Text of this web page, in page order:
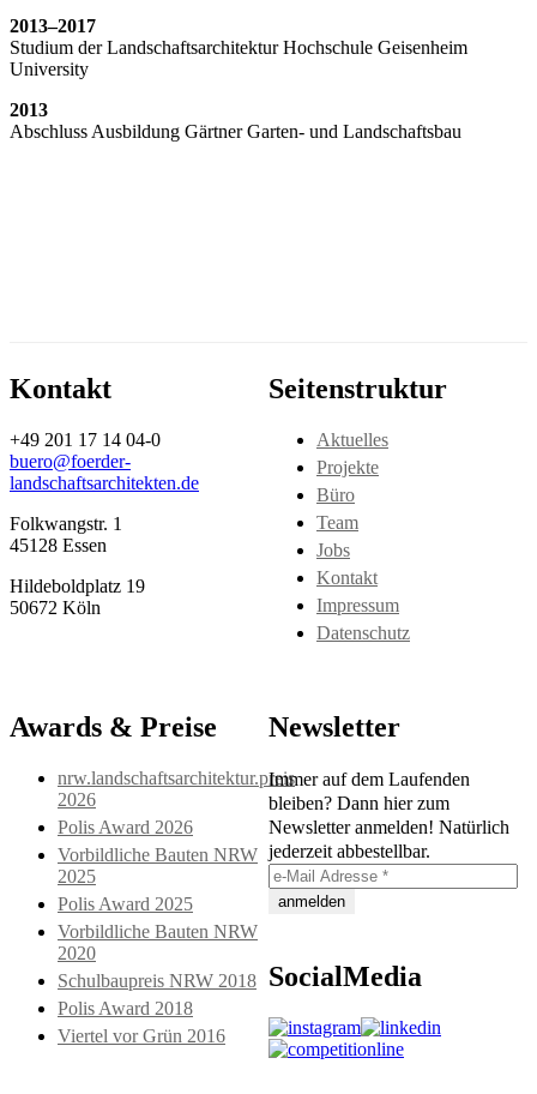
2013–2017
Studium der Landschaftsarchitektur Hochschule Geisenheim
University
2013
Abschluss Ausbildung Gärtner Garten- und Landschaftsbau
Kontakt
+49 201 17 14 04-0
buero@foerder-
landschaftsarchitekten.de
Folkwangstr. 1
45128 Essen
Hildeboldplatz 19
50672 Köln
Seitenstruktur
Aktuelles
Projekte
Büro
Team
Jobs
Kontakt
Impressum
Datenschutz
Awards & Preise
nrw.landschaftsarchitektur.preis
2026
Polis Award 2026
Vorbildliche Bauten NRW
2025
Polis Award 2025
Vorbildliche Bauten NRW
2020
Schulbaupreis NRW 2018
Polis Award 2018
Viertel vor Grün 2016
Newsletter
Immer auf dem Laufenden
bleiben? Dann hier zum
Newsletter anmelden! Natürlich
jederzeit abbestellbar.
SocialMedia